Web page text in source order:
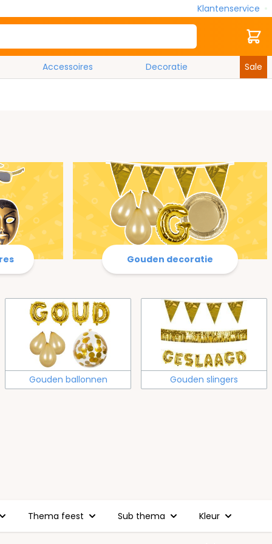
Klantenservice
Zoek Cart
Accessoires Decoratie
Sale
Gouden decoratie
Gouden ballonnen Gouden slingers
Thema feest Sub thema Kleur